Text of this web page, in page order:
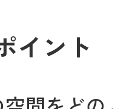
イント